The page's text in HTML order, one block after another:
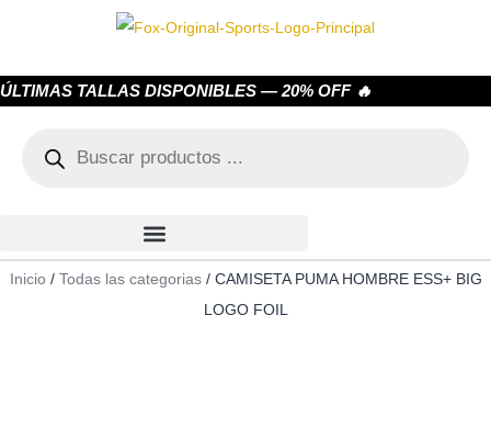
ÚLTIMAS TALLAS DISPONIBLES — 20% OFF 🔥
Inicio/ Todas las categorias/ CAMISETA PUMA HOMBRE ESS+ BIG
LOGO FOIL